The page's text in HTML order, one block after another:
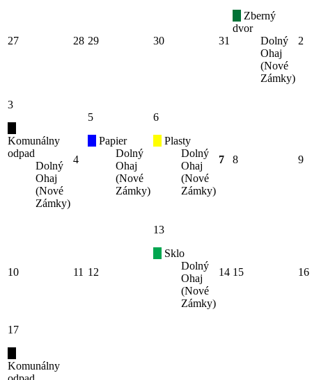
27 28 29 30 31
Zberný
dvor
Dolný
Ohaj
(Nové
Zámky)
2
3
Komunálny
odpad
Dolný
Ohaj
(Nové
Zámky)
4
5
Papier
Dolný
Ohaj
(Nové
Zámky)
6
Plasty
Dolný
Ohaj
(Nové
Zámky)
7 8 9
10 11 12
13
Sklo
Dolný
Ohaj
(Nové
Zámky)
14 15 16
17
Komunálny